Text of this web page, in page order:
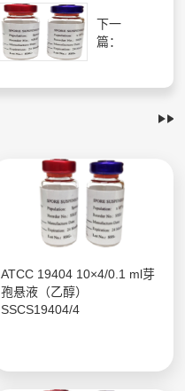
下一
篇：
ATCC 19404 10×4/0.1 ml芽
孢悬液（乙醇）
SSCS19404/4